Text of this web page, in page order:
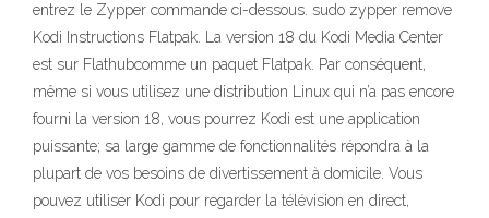
entrez le Zypper commande ci-dessous. sudo zypper remove
Kodi Instructions Flatpak. La version 18 du Kodi Media Center
est sur Flathubcomme un paquet Flatpak. Par conséquent,
même si vous utilisez une distribution Linux qui n’a pas encore
fourni la version 18, vous pourrez Kodi est une application
puissante; sa large gamme de fonctionnalités répondra à la
plupart de vos besoins de divertissement à domicile. Vous
pouvez utiliser Kodi pour regarder la télévision en direct,